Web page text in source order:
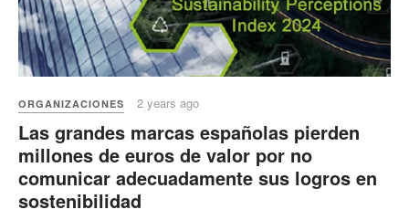
ORGANIZACIONES 2 years ago
Las grandes marcas españolas pierden
millones de euros de valor por no
comunicar adecuadamente sus logros en
sostenibilidad